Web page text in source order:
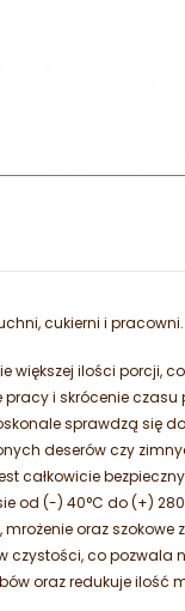
cukierni i
większej ilości porcji,
i skrócenie czasu
sprawdzą się
deserów czy
całkowicie
od (-) 40°C do (+)
oraz szokowe
czystości, co
oraz redukuje ilość